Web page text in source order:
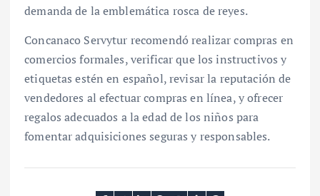
demanda de la emblemática rosca de reyes.
Concanaco Servytur recomendó realizar compras en
comercios formales, verificar que los instructivos y
etiquetas estén en español, revisar la reputación de
vendedores al efectuar compras en línea, y ofrecer
regalos adecuados a la edad de los niños para
fomentar adquisiciones seguras y responsables.